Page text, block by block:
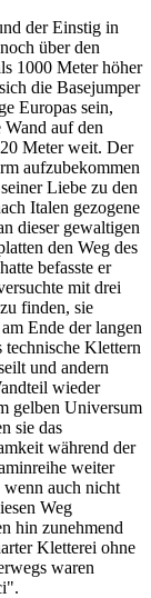
der Einstig in
über den
1000 Meter höher
die Basejumper
Europas sein,
auf den
Meter weit. Der
aufzubekommen
Liebe zu den
Italen gezogene
dieser gewaltigen
den Weg des
befasste er
mit drei
finden, sie
Ende der langen
technische Klettern
und andern
wieder
gelben Universum
sie das
während der
weiter
auch nicht
Weg
hin zunehmend
Kletterei ohne
waren